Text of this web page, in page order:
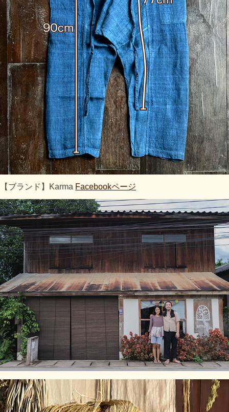
【ブランド】Karma Facebookページ